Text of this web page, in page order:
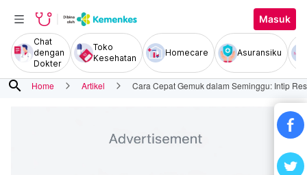
Masuk
Chat
dengan
Dokter
Toko
Kesehatan
Homecare Asuransiku
search Home Artikel Cara Cepat Gemuk dalam Seminggu: Intip